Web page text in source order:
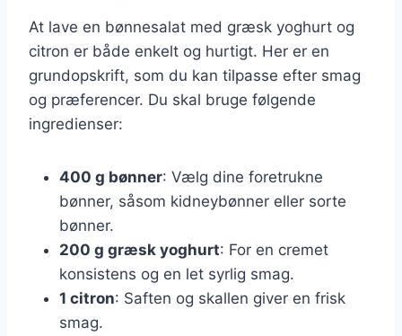
At lave en bønnesalat med græsk yoghurt og
citron er både enkelt og hurtigt. Her er en
grundopskrift, som du kan tilpasse efter smag
og præferencer. Du skal bruge følgende
ingredienser:
400 g bønner: Vælg dine foretrukne
bønner, såsom kidneybønner eller sorte
bønner.
200 g græsk yoghurt: For en cremet
konsistens og en let syrlig smag.
1 citron: Saften og skallen giver en frisk
smag.